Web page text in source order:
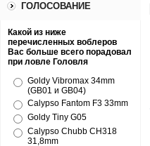
ГОЛОСОВАНИЕ
Какой из ниже
перечисленных воблеров
Вас больше всего порадовал
при ловле Головля
Goldy Vibromax 34mm
(GB01 и GB04)
Calypso Fantom F3 33mm
Goldy Tiny G05
Calypso Chubb CH318
31,8mm